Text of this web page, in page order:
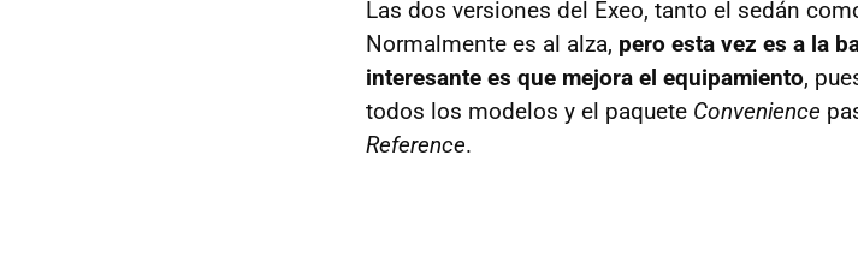
Las dos versiones del Exeo, tanto el sedán
Normalmente es al alza, pero esta vez es a la
interesante es que mejora el equipamiento,
todos los modelos y el paquete Convenience
Reference.